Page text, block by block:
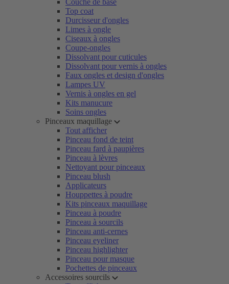
Couche de base
Top coat
Durcisseur d'ongles
Limes à ongle
Ciseaux à ongles
Coupe-ongles
Dissolvant pour cuticules
Dissolvant pour vernis à ongles
Faux ongles et design d'ongles
Lampes UV
Vernis à ongles en gel
Kits manucure
Soins ongles
Pinceaux maquillage
Tout afficher
Pinceau fond de teint
Pinceau fard à paupières
Pinceau à lèvres
Nettoyant pour pinceaux
Pinceau blush
Applicateurs
Houppettes à poudre
Kits pinceaux maquillage
Pinceau à poudre
Pinceau à sourcils
Pinceau anti-cernes
Pinceau eyeliner
Pinceau highlighter
Pinceau pour masque
Pochettes de pinceaux
Accessoires sourcils